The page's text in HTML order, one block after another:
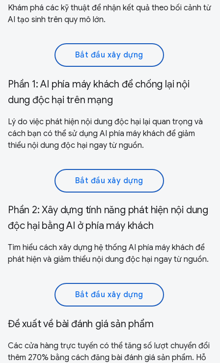
Khám phá các kỹ thuật để nhận kết quả theo bối cảnh từ
AI tạo sinh trên quy mô lớn.
Bắt đầu xây dựng
Phần 1: AI phía máy khách để chống lại nội
dung độc hại trên mạng
Lý do việc phát hiện nội dung độc hại lại quan trọng và
cách bạn có thể sử dụng AI phía máy khách để giảm
thiểu nội dung độc hại ngay từ nguồn.
Bắt đầu xây dựng
Phần 2: Xây dựng tính năng phát hiện nội dung
độc hại bằng AI ở phía máy khách
Tìm hiểu cách xây dựng hệ thống AI phía máy khách để
phát hiện và giảm thiểu nội dung độc hại ngay từ nguồn.
Bắt đầu xây dựng
Đề xuất về bài đánh giá sản phẩm
Các cửa hàng trực tuyến có thể tăng số lượt chuyển đổi
thêm 270% bằng cách đăng bài đánh giá sản phẩm. Hỗ